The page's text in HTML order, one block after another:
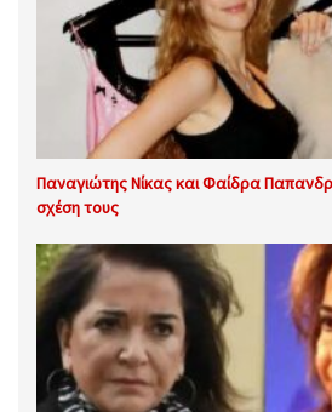
Παναγιώτης Νίκας και Φαίδρα
σχέση τους